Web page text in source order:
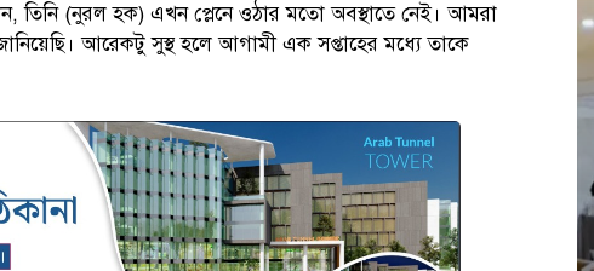
তিনি (নুরল হক) এখন প্লেনে ওঠার মতো অবস্থাতে নেই। আমরা
আরেকটু সুস্থ হলে আগামী এক সপ্তাহের মধ্যে তাকে